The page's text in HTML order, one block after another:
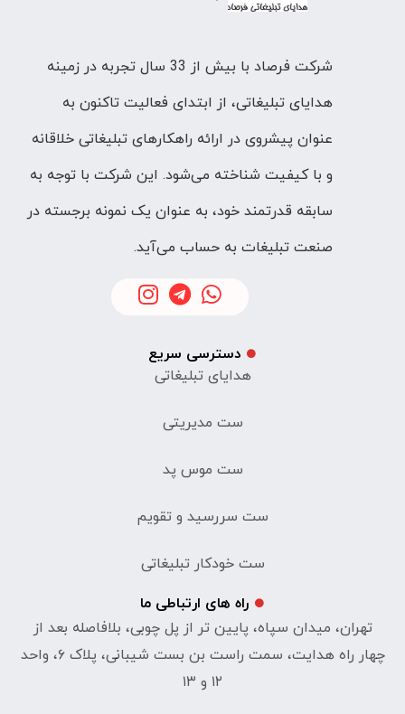
شرکت فرصاد با بیش از 33 سال تجربه در زمینه
هدایای تبلیغاتی، از ابتدای فعالیت تاکنون به
عنوان پیشروی در ارائه راهکارهای تبلیغاتی خلاقانه
و با کیفیت شناخته می‌شود. این شرکت با توجه به
سابقه قدرتمند خود، به عنوان یک نمونه برجسته در
صنعت تبلیغات به حساب می‌آید.
دسترسی سریع
هدایای تبلیغاتی
ست مدیریتی
ست موس پد
ست سررسید و تقویم
ست خودکار تبلیغاتی
راه های ارتباطی ما
تهران، میدان سپاه، پایین تر از پل چوبی، بلافاصله بعد از
چهار راه هدایت، سمت راست بن بست شیبانی، پلاک ۶، واحد
۱۲ و ۱۳